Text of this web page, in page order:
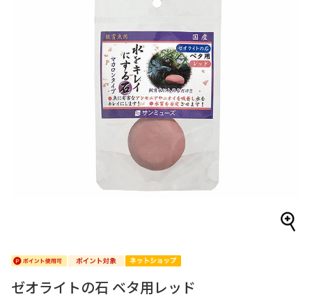
ゼオライトの石 ベタ用レッド